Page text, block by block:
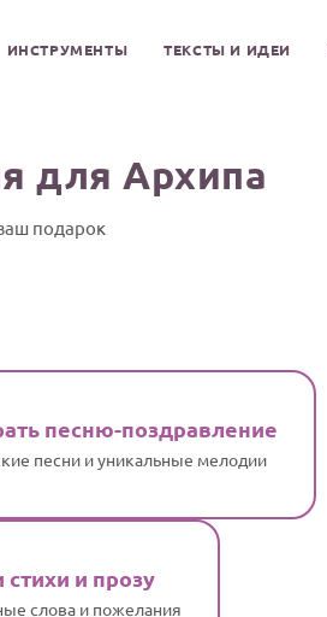
ИНСТРУМЕНТЫ ТЕКСТЫ И ИДЕИ
для Архипа
подарок
песню-поздравление
песни и уникальные мелодии
стихи и прозу
слова и пожелания